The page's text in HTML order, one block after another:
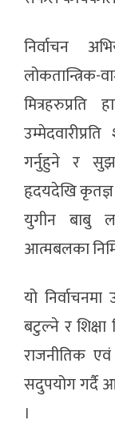
निर्वाचन
गर्नुहुने र
हृदयदेखि
युगीन बाबु
आत्मबलका
यो
बटुल्ने र
राजनीतिक
सदुपयोग गर्दै
।